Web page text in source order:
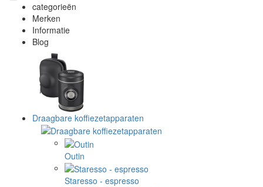
categorieën
Merken
Informatie
Blog
Draagbare koffiezetapparaten
Outin
Staresso - espresso